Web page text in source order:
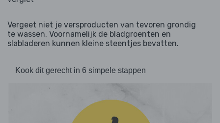
Vergeet niet je versproducten van tevoren grondig
te wassen. Voornamelijk de bladgroenten en
slabladeren kunnen kleine steentjes bevatten.
Kook dit gerecht in 6 simpele stappen